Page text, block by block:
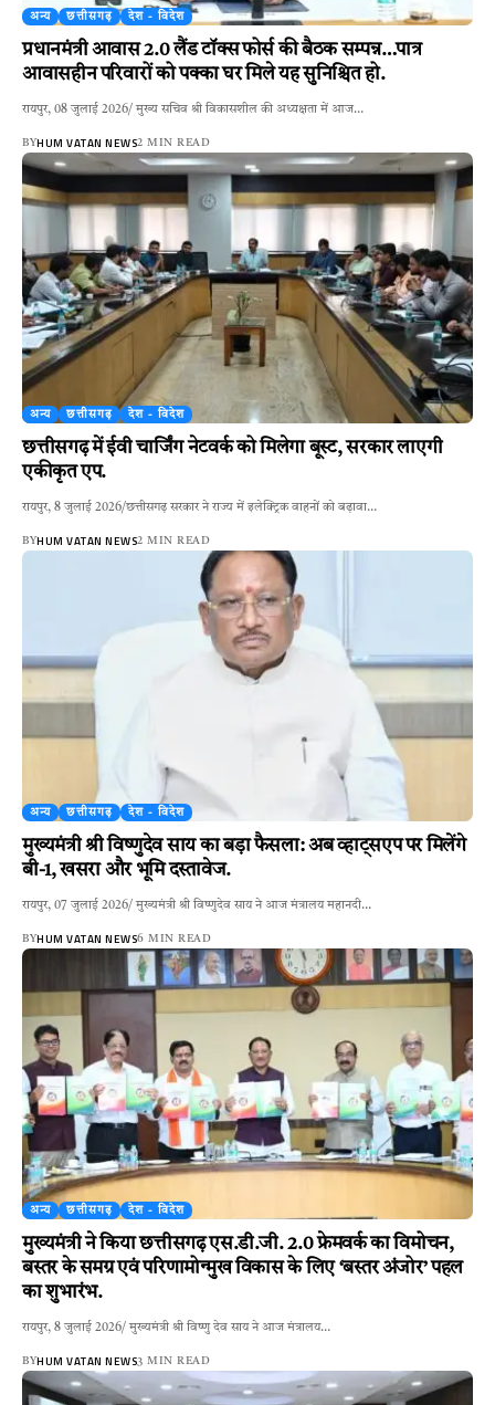
अन्य छत्तीसगढ़ देश - विदेश
प्रधानमंत्री आवास 2.0 लैंड टॉक्स फोर्स की बैठक सम्पन्न…पात्र
आवासहीन परिवारों को पक्का घर मिले यह सुनिश्चित हो.
रायपुर, 08 जुलाई 2026/ मुख्य सचिव श्री विकासशील की अध्यक्षता में आज…
BYHUM VATAN NEWS2 MIN READ
अन्य छत्तीसगढ़ देश - विदेश
छत्तीसगढ़ में ईवी चार्जिंग नेटवर्क को मिलेगा बूस्ट, सरकार लाएगी
एकीकृत एप.
रायपुर, 8 जुलाई 2026/छत्तीसगढ़ सरकार ने राज्य में इलेक्ट्रिक वाहनों को बढ़ावा…
BYHUM VATAN NEWS2 MIN READ
अन्य छत्तीसगढ़ देश - विदेश
मुख्यमंत्री श्री विष्णुदेव साय का बड़ा फैसला: अब व्हाट्सएप पर मिलेंगे
बी-1, खसरा और भूमि दस्तावेज.
रायपुर, 07 जुलाई 2026/ मुख्यमंत्री श्री विष्णुदेव साय ने आज मंत्रालय महानदी…
BYHUM VATAN NEWS6 MIN READ
अन्य छत्तीसगढ़ देश - विदेश
मुख्यमंत्री ने किया छत्तीसगढ़ एस.डी.जी. 2.0 फ्रेमवर्क का विमोचन,
बस्तर के समग्र एवं परिणामोन्मुख विकास के लिए ‘बस्तर अंजोर’ पहल
का शुभारंभ.
रायपुर, 8 जुलाई 2026/ मुख्यमंत्री श्री विष्णु देव साय ने आज मंत्रालय…
BYHUM VATAN NEWS3 MIN READ